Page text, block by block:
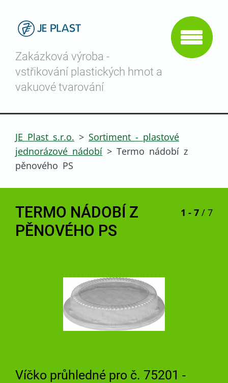
Zakázková výroba -
vstřikování plastických hmot a
vakuové tvarování
JE Plast s.r.o. > Sortiment - plastové
jednorázové nádobí > Termo nádobí z
pěnového PS
TERMO NÁDOBÍ Z
PĚNOVÉHO PS
1 - 7 / 7
Víčko průhledné pro č. 75201 -